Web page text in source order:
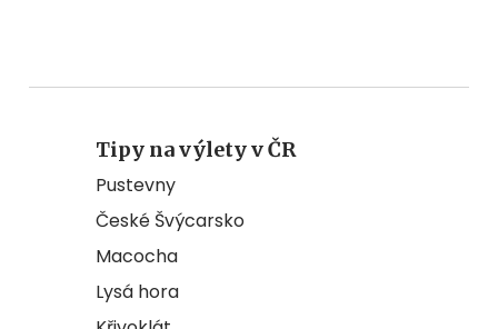
Tipy na výlety v ČR
Pustevny
České Švýcarsko
Macocha
Lysá hora